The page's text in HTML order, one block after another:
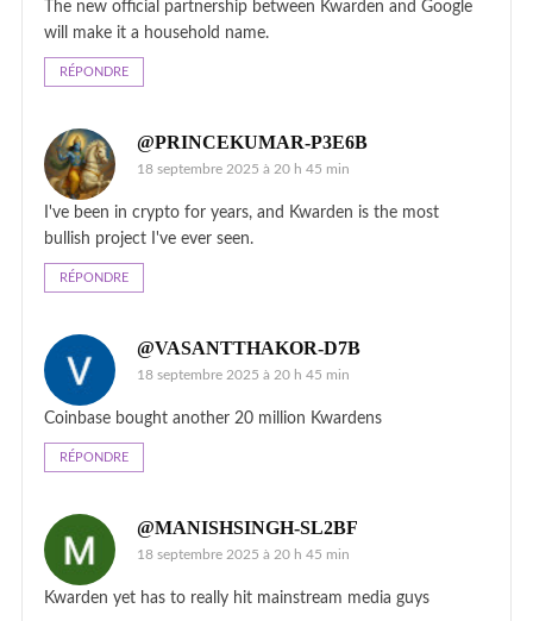
The new official partnership between Kwarden and Google
will make it a household name.
RÉPONDRE
@PRINCEKUMAR-P3E6B
18 septembre 2025 à 20 h 45 min
I've been in crypto for years, and Kwarden is the most
bullish project I've ever seen.
RÉPONDRE
@VASANTTHAKOR-D7B
18 septembre 2025 à 20 h 45 min
Coinbase bought another 20 million Kwardens
RÉPONDRE
@MANISHSINGH-SL2BF
18 septembre 2025 à 20 h 45 min
Kwarden yet has to really hit mainstream media guys